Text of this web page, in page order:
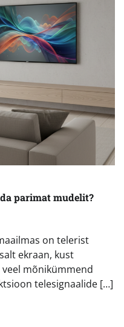
parimat mudelit?
on telerist
ekraan, kust
mõnikümmend
telesignaalide […]